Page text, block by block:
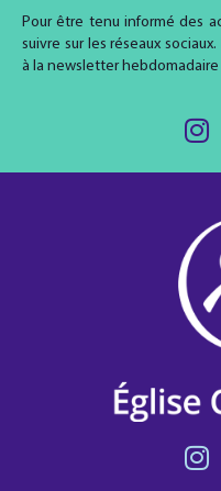
Pour être tenu informé des
suivre sur les réseaux
à la newsletter hebdomadaire